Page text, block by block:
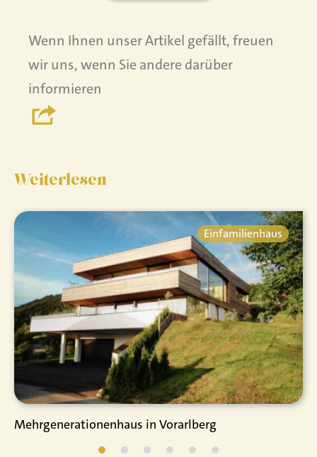
Wenn Ihnen unser Artikel gefällt, freuen
wir uns, wenn Sie andere darüber
informieren
Weiterlesen
Einfamilienhaus
Mehrgenerationenhaus in Vorarlberg